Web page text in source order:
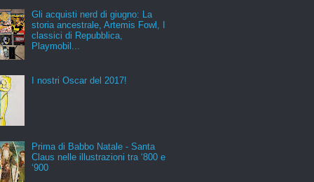
Gli acquisti nerd di giugno: La
storia ancestrale, Artemis Fowl, I
classici di Repubblica,
Playmobil...
I nostri Oscar del 2017!
Prima di Babbo Natale - Santa
Claus nelle illustrazioni tra ‘800 e
‘900